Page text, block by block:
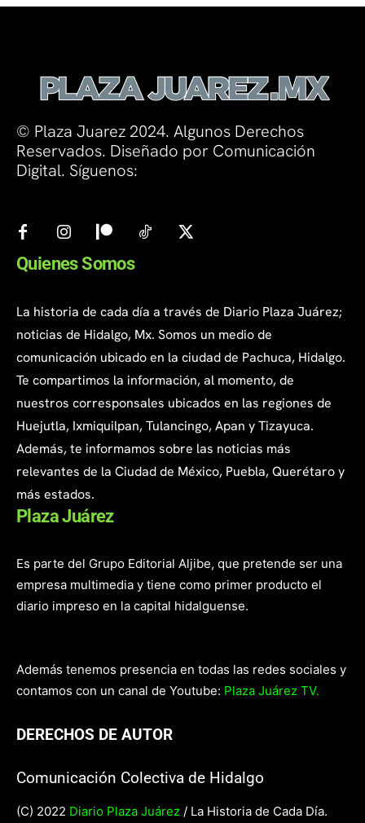
© Plaza Juarez 2024. Algunos Derechos
Reservados. Diseñado por Comunicación
Digital. Síguenos:
Quienes Somos
La historia de cada día a través de Diario Plaza Juárez;
noticias de Hidalgo, Mx. Somos un medio de
comunicación ubicado en la ciudad de Pachuca, Hidalgo.
Te compartimos la información, al momento, de
nuestros corresponsales ubicados en las regiones de
Huejutla, Ixmiquilpan, Tulancingo, Apan y Tizayuca.
Además, te informamos sobre las noticias más
relevantes de la Ciudad de México, Puebla, Querétaro y
más estados.
Plaza Juárez
Es parte del Grupo Editorial Aljibe, que pretende ser una
empresa multimedia y tiene como primer producto el
diario impreso en la capital hidalguense.
Además tenemos presencia en todas las redes sociales y
contamos con un canal de Youtube: Plaza Juárez TV.
DERECHOS DE AUTOR
Comunicación Colectiva de Hidalgo
(C) 2022 Diario Plaza Juárez / La Historia de Cada Día.